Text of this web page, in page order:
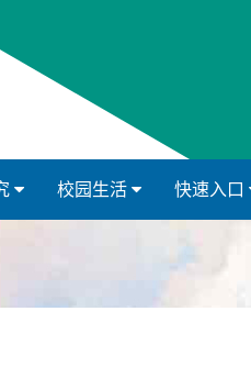
校园生活 快速入口